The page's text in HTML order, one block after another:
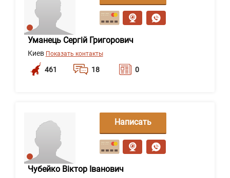
Уманець Сергій Григорович
Киев Показать контакты
461 18 0
сообщение
Чубейко Віктор Іванович
Написать
сообщение